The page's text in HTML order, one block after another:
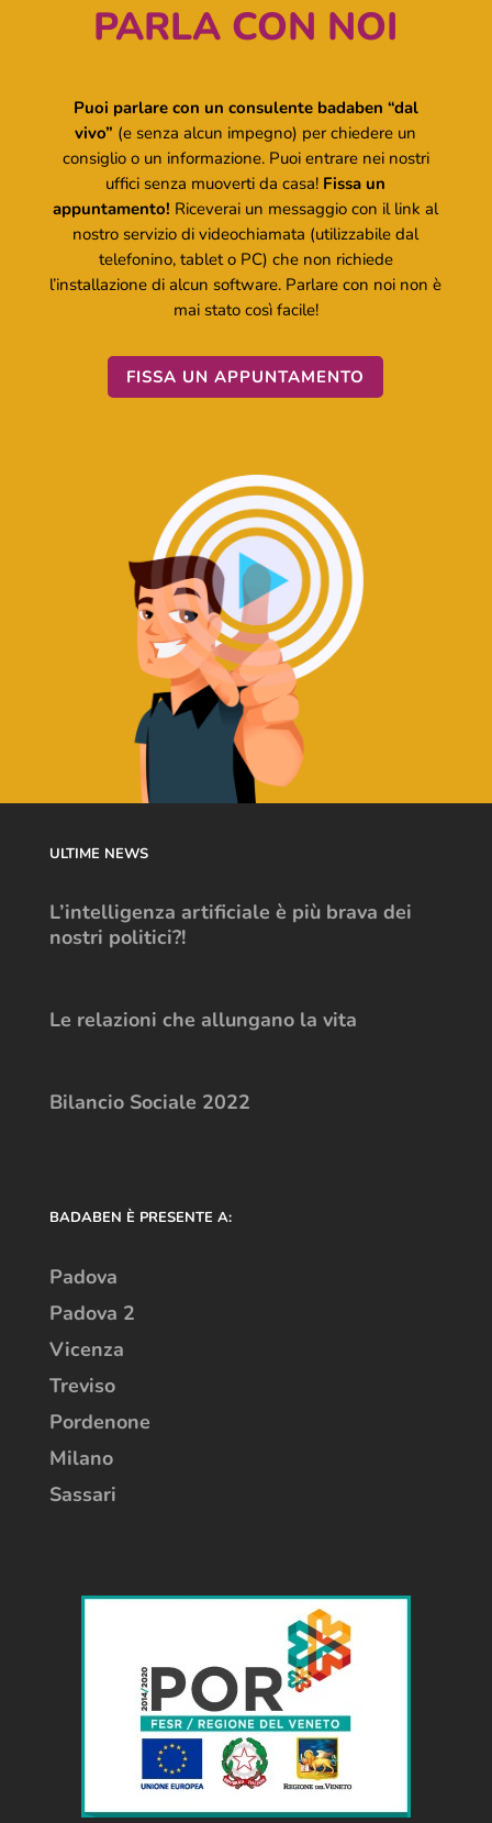
PARLA CON NOI
Puoi parlare con un consulente badaben “dal
vivo” (e senza alcun impegno) per chiedere un
consiglio o un informazione. Puoi entrare nei nostri
uffici senza muoverti da casa! Fissa un
appuntamento! Riceverai un messaggio con il link al
nostro servizio di videochiamata (utilizzabile dal
telefonino, tablet o PC) che non richiede
l’installazione di alcun software. Parlare con noi non è
mai stato così facile!
FISSA UN APPUNTAMENTO
ULTIME NEWS
L’intelligenza artificiale è più brava dei
nostri politici?!
Le relazioni che allungano la vita
Bilancio Sociale 2022
BADABEN È PRESENTE A:
Padova
Padova 2
Vicenza
Treviso
Pordenone
Milano
Sassari